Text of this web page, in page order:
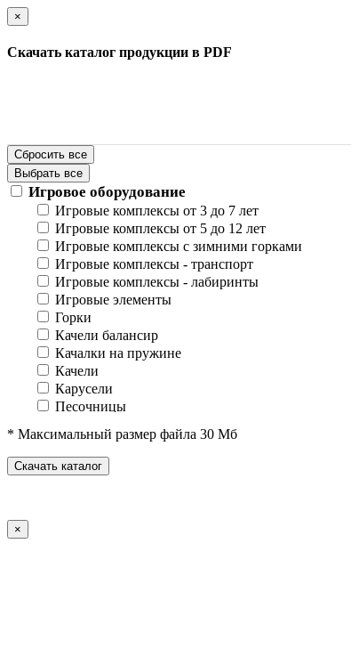
×
Скачать каталог продукции в PDF
Сбросить все
Выбрать все
Игровое оборудование
Игровые комплексы от 3 до 7 лет
Игровые комплексы от 5 до 12 лет
Игровые комплексы с зимними горками
Игровые комплексы - транспорт
Игровые комплексы - лабиринты
Игровые элементы
Горки
Качели балансир
Качалки на пружине
Качели
Карусели
Песочницы
Домики-беседки
Детские столики и скамьи
Теневые навесы и сцены
* Максимальный размер файла 30 Мб
Скачать каталог
×